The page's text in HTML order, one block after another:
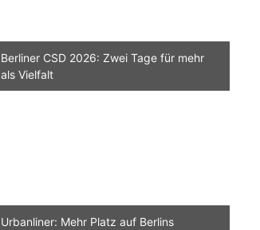
Berliner CSD 2026: Zwei Tage für mehr
als Vielfalt
Urbanliner: Mehr Platz auf Berlins